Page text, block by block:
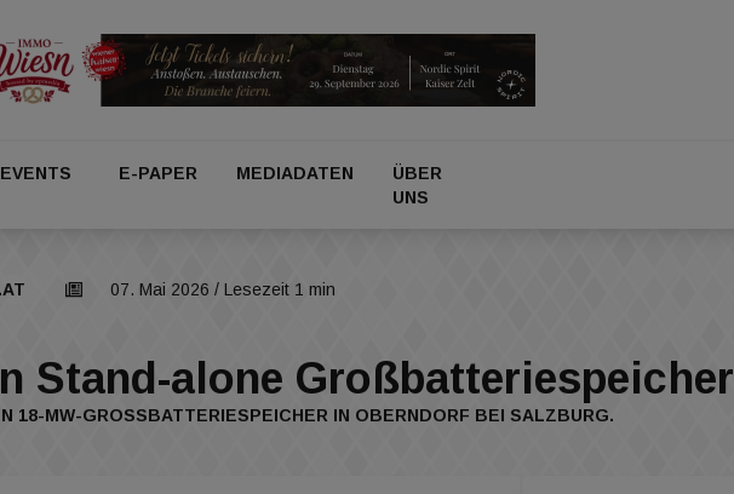
EVENTS E-PAPER MEDIADATEN
ÜBER
UNS
07. Mai 2026 / Lesezeit 1 min
Stand-alone Großbatteriespeicher
18-MW-GROSSBATTERIESPEICHER IN OBERNDORF BEI SALZBURG.